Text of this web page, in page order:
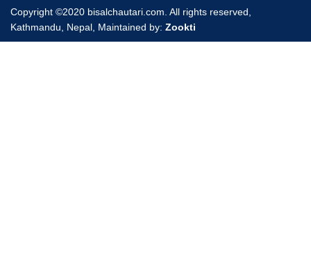
Copyright ©2020 bisalchautari.com. All rights reserved,
Kathmandu, Nepal, Maintained by: Zookti